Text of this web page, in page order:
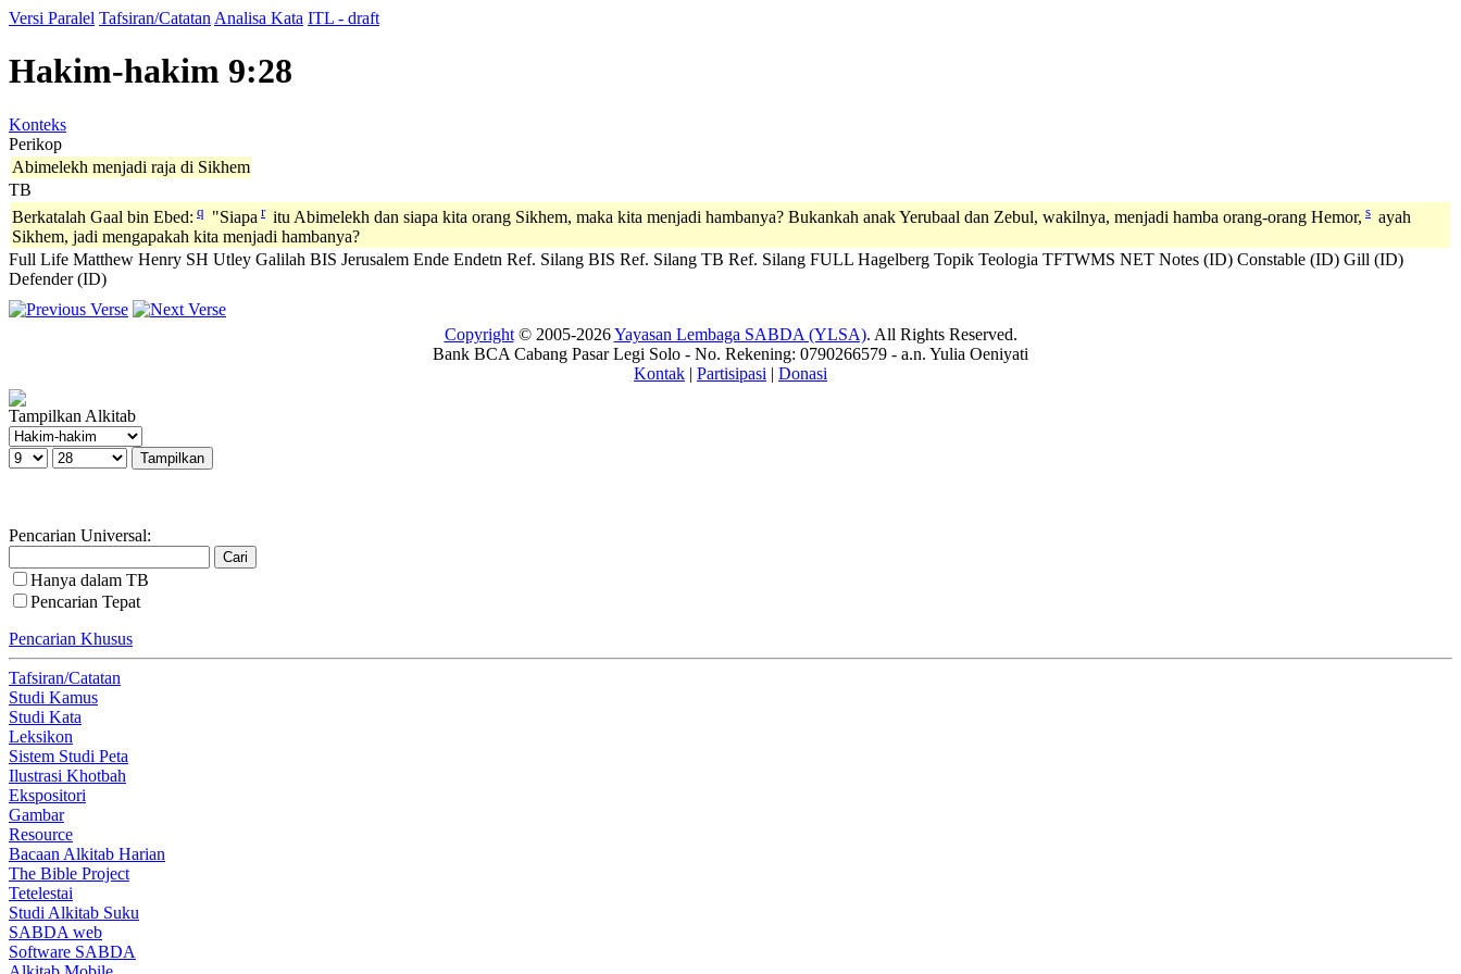
Versi Paralel Tafsiran/Catatan Analisa Kata ITL - draft
Hakim-hakim 9:28
Konteks
Perikop
Abimelekh menjadi raja di Sikhem
TB
Berkatalah Gaal bin Ebed: q "Siapa r itu Abimelekh dan siapa kita orang Sikhem, maka kita menjadi hambanya? Bukankah anak Yerubaal dan Zebul, wakilnya, menjadi hamba orang-orang Hemor, s ayah
Sikhem, jadi mengapakah kita menjadi hambanya?
Full Life Matthew Henry SH Utley Galilah BIS Jerusalem Ende Endetn Ref. Silang BIS Ref. Silang TB Ref. Silang FULL Hagelberg Topik Teologia TFTWMS NET Notes (ID) Constable (ID) Gill (ID)
Defender (ID)
Copyright© 2005-2026Yayasan Lembaga SABDA (YLSA). All Rights Reserved.
Bank BCA Cabang Pasar Legi Solo - No. Rekening: 0790266579 - a.n. Yulia Oeniyati
Kontak | Partisipasi | Donasi
Tampilkan Alkitab
Pencarian Universal:
Hanya dalam TB
Pencarian Tepat
Pencarian Khusus
Tafsiran/Catatan
Studi Kamus
Studi Kata
Leksikon
Sistem Studi Peta
Ilustrasi Khotbah
Ekspositori
Gambar
Resource
Bacaan Alkitab Harian
The Bible Project
Tetelestai
Studi Alkitab Suku
SABDA web
Software SABDA